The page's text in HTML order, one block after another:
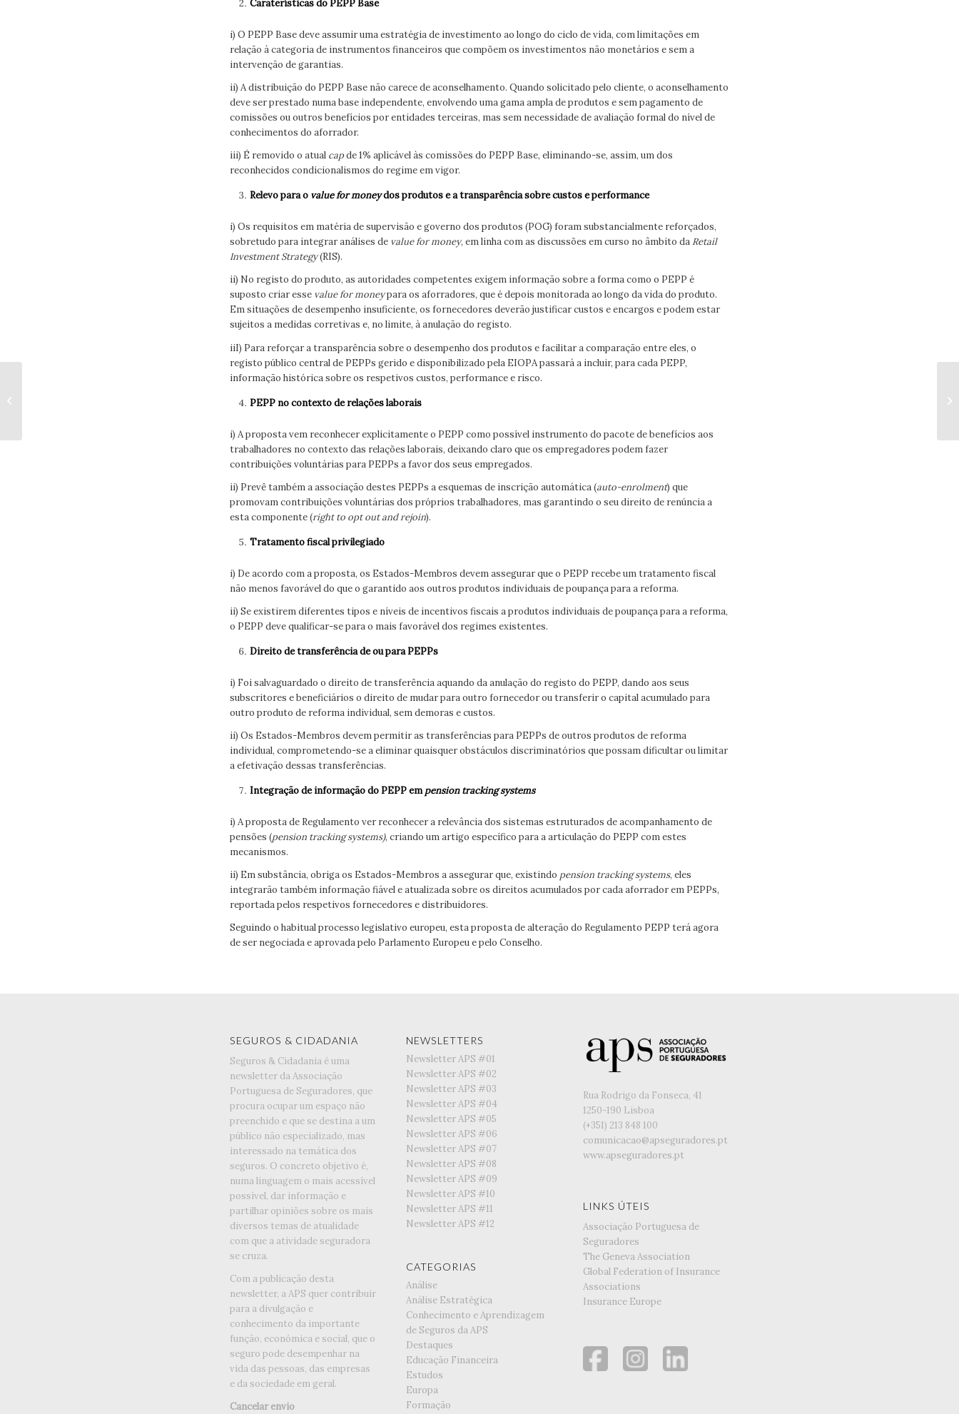
Caraterísticas do PEPP Base
i) O PEPP Base deve assumir uma estratégia de investimento ao longo do ciclo de vida, com limitações em
relação à categoria de instrumentos financeiros que compõem os investimentos não monetários e sem a
intervenção de garantias.
ii) A distribuição do PEPP Base não carece de aconselhamento. Quando solicitado pelo cliente, o aconselhamento
deve ser prestado numa base independente, envolvendo uma gama ampla de produtos e sem pagamento de
comissões ou outros benefícios por entidades terceiras, mas sem necessidade de avaliação formal do nível de
conhecimentos do aforrador.
iii) É removido o atual capde 1% aplicável às comissões do PEPP Base, eliminando-se, assim, um dos
reconhecidos condicionalismos do regime em vigor.
Relevo para o value for moneydos produtos e a transparência sobre custos e performance
i) Os requisitos em matéria de supervisão e governo dos produtos (POG) foram substancialmente reforçados,
sobretudo para integrar análises de value for money, em linha com as discussões em curso no âmbito da Retail
Investment Strategy(RIS).
ii) No registo do produto, as autoridades competentes exigem informação sobre a forma como o PEPP é
suposto criar esse value for moneypara os aforradores, que é depois monitorada ao longo da vida do produto.
Em situações de desempenho insuficiente, os fornecedores deverão justificar custos e encargos e podem estar
sujeitos a medidas corretivas e, no limite, à anulação do registo.
iiI) Para reforçar a transparência sobre o desempenho dos produtos e facilitar a comparação entre eles, o
registo público central de PEPPs gerido e disponibilizado pela EIOPA passará a incluir, para cada PEPP,
informação histórica sobre os respetivos custos, performance e risco.
PEPP no contexto de relações laborais
i) A proposta vem reconhecer explicitamente o PEPP como possível instrumento do pacote de benefícios aos
trabalhadores no contexto das relações laborais, deixando claro que os empregadores podem fazer
contribuições voluntárias para PEPPs a favor dos seus empregados.
ii) Prevê também a associação destes PEPPs a esquemas de inscrição automática (auto-enrolment) que
promovam contribuições voluntárias dos próprios trabalhadores, mas garantindo o seu direito de renúncia a
esta componente (right to opt out and rejoin).
Tratamento fiscal privilegiado
i) De acordo com a proposta, os Estados-Membros devem assegurar que o PEPP recebe um tratamento fiscal
não menos favorável do que o garantido aos outros produtos individuais de poupança para a reforma.
ii) Se existirem diferentes tipos e níveis de incentivos fiscais a produtos individuais de poupança para a reforma,
o PEPP deve qualificar-se para o mais favorável dos regimes existentes.
Direito de transferência de ou para PEPPs
i) Foi salvaguardado o direito de transferência aquando da anulação do registo do PEPP, dando aos seus
subscritores e beneficiários o direito de mudar para outro fornecedor ou transferir o capital acumulado para
outro produto de reforma individual, sem demoras e custos.
ii) Os Estados-Membros devem permitir as transferências para PEPPs de outros produtos de reforma
individual, comprometendo-se a eliminar quaisquer obstáculos discriminatórios que possam dificultar ou limitar
a efetivação dessas transferências.
Integração de informação do PEPP empension tracking systems
i) A proposta de Regulamento ver reconhecer a relevância dos sistemas estruturados de acompanhamento de
pensões (pension tracking systems), criando um artigo específico para a articulação do PEPP com estes
mecanismos.
ii) Em substância, obriga os Estados-Membros a assegurar que, existindo pension tracking systems, eles
integrarão também informação fiável e atualizada sobre os direitos acumulados por cada aforrador em PEPPs,
reportada pelos respetivos fornecedores e distribuidores.
Seguindo o habitual processo legislativo europeu, esta proposta de alteração do Regulamento PEPP terá agora
de ser negociada e aprovada pelo Parlamento Europeu e pelo Conselho.
SEGUROS & CIDADANIA
Seguros & Cidadania é uma
newsletter da Associação
Portuguesa de Seguradores, que
procura ocupar um espaço não
preenchido e que se destina a um
público não especializado, mas
interessado na temática dos
seguros. O concreto objetivo é,
numa linguagem o mais acessível
possível, dar informação e
partilhar opiniões sobre os mais
diversos temas de atualidade
com que a atividade seguradora
se cruza.
Com a publicação desta
newsletter, a APS quer contribuir
para a divulgação e
conhecimento da importante
função, económica e social, que o
seguro pode desempenhar na
vida das pessoas, das empresas
e da sociedade em geral.
Cancelar envio
NEWSLETTERS
Newsletter APS #01
Newsletter APS #02
Newsletter APS #03
Newsletter APS #04
Newsletter APS #05
Newsletter APS #06
Newsletter APS #07
Newsletter APS #08
Newsletter APS #09
Newsletter APS #10
Newsletter APS #11
Newsletter APS #12
CATEGORIAS
Análise
Análise Estratégica
Conhecimento e Aprendizagem
de Seguros da APS
Destaques
Educação Financeira
Estudos
Europa
Formação
Rua Rodrigo da Fonseca, 41
1250-190 Lisboa
(+351) ‭213 848 100
comunicacao@apseguradores.pt
www.apseguradores.pt
LINKS ÚTEIS
Associação Portuguesa de
Seguradores
The Geneva Association
Global Federation of Insurance
Associations
Insurance Europe